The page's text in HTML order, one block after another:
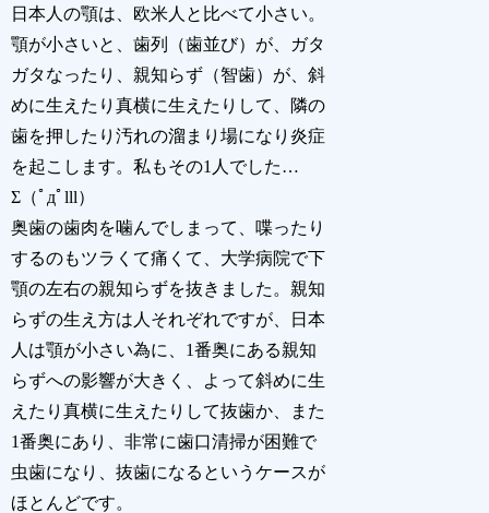
日本人の顎は、欧米人と比べて小さい。
顎が小さいと、歯列（歯並び）が、ガタ
ガタなったり、親知らず（智歯）が、斜
めに生えたり真横に生えたりして、隣の
歯を押したり汚れの溜まり場になり炎症
を起こします。私もその1人でした…
Σ（ﾟдﾟlll）
奥歯の歯肉を噛んでしまって、喋ったり
するのもツラくて痛くて、大学病院で下
顎の左右の親知らずを抜きました。親知
らずの生え方は人それぞれですが、日本
人は顎が小さい為に、1番奥にある親知
らずへの影響が大きく、よって斜めに生
えたり真横に生えたりして抜歯か、また
1番奥にあり、非常に歯口清掃が困難で
虫歯になり、抜歯になるというケースが
ほとんどです。